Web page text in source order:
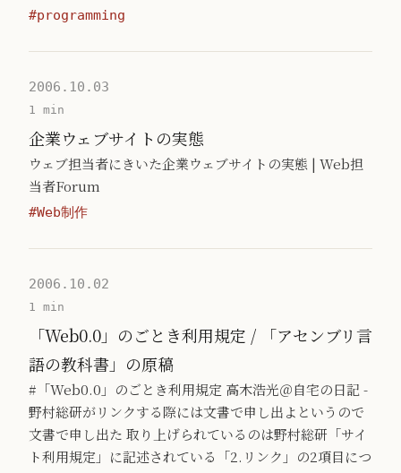
#programming
2006.10.03
1 min
企業ウェブサイトの実態
ウェブ担当者にきいた企業ウェブサイトの実態 | Web担
当者Forum
#Web制作
2006.10.02
1 min
「Web0.0」のごとき利用規定 / 「アセンブリ言
語の教科書」の原稿
#「Web0.0」のごとき利用規定 高木浩光＠自宅の日記 -
野村総研がリンクする際には文書で申し出よというので
文書で申し出た 取り上げられているのは野村総研「サイ
ト利用規定」に記述されている「2.リンク」の2項目につ